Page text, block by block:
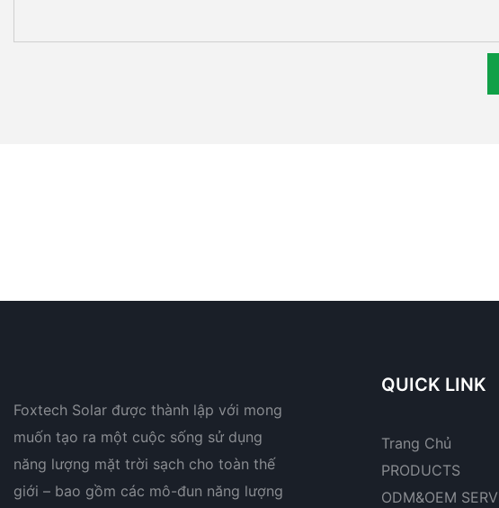
Foxtech Solar được thành lập với mong
muốn tạo ra một cuộc sống sử dụng
năng lượng mặt trời sạch cho toàn thế
giới – bao gồm các mô-đun năng lượng
QUICK LINK
Trang Chủ
PRODUCTS
ODM&OEM